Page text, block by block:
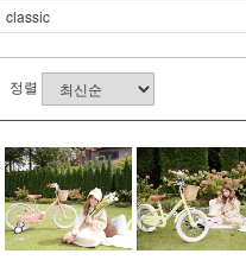
classic
정렬